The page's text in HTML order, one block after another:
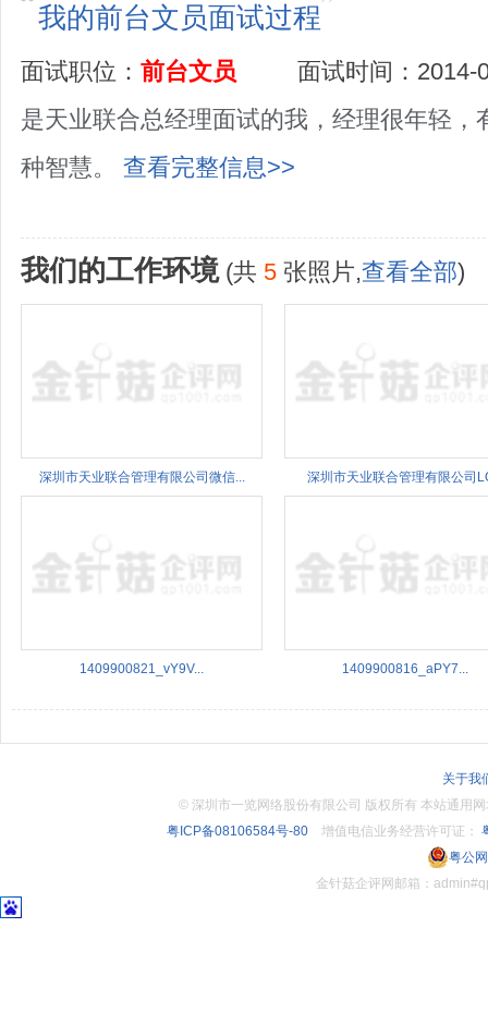
我的前台文员面试过程
面试职位： 前台文员 面试时间：2014-
是天业联合总经理面试的我，经理很年轻
种智慧。 查看完整信息>>
我们的工作环境(共 5 张照片,查看全部)
深圳市天业联合管理有限公司微信... 深圳市天业联合管理有限公司
1409900821_vY9V... 1409900816_aPY7...
关于我
© 深圳市一览网络股份有限公司 版权所有 本站通
粤ICP备08106584号-80增值电信业务经营许可证：
粤公
金针菇企评网邮箱：